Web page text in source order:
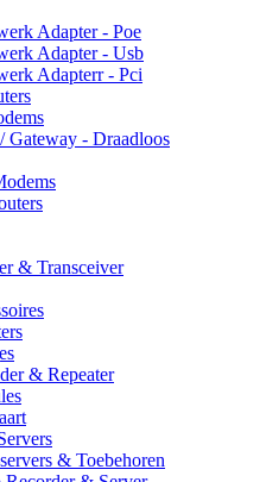
Adapter - Poe
Adapter - Usb
Adapterr - Pci
Gateway - Draadloos
& Transceiver
& Repeater
& Toebehoren